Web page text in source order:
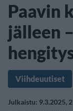
Paavin
jälleen
Viihdeuutiset
Julkaistu: 9.3.2025,